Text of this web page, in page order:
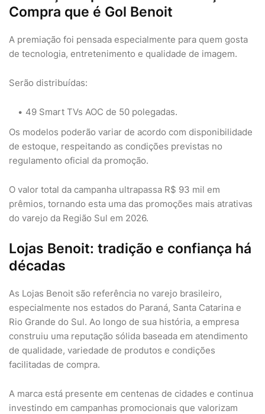
Compra que é Gol Benoit
A premiação foi pensada especialmente para quem gosta
de tecnologia, entretenimento e qualidade de imagem.
Serão distribuídas:
49 Smart TVs AOC de 50 polegadas.
Os modelos poderão variar de acordo com disponibilidade
de estoque, respeitando as condições previstas no
regulamento oficial da promoção.
O valor total da campanha ultrapassa R$ 93 mil em
prêmios, tornando esta uma das promoções mais atrativas
do varejo da Região Sul em 2026.
Lojas Benoit: tradição e confiança há
décadas
As Lojas Benoit são referência no varejo brasileiro,
especialmente nos estados do Paraná, Santa Catarina e
Rio Grande do Sul. Ao longo de sua história, a empresa
construiu uma reputação sólida baseada em atendimento
de qualidade, variedade de produtos e condições
facilitadas de compra.
A marca está presente em centenas de cidades e continua
investindo em campanhas promocionais que valorizam